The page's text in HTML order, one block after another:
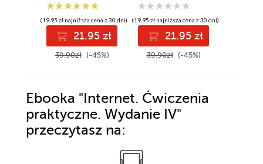
(19,95 zł najniższa cena z 30 dni)
21.95 zł
39.90zł (-45%)
(19,95 zł najniższa cena z 30 dni)
21.95 zł
39.90zł (-45%)
Ebooka "Internet. Ćwiczenia
praktyczne. Wydanie IV"
przeczytasz na: